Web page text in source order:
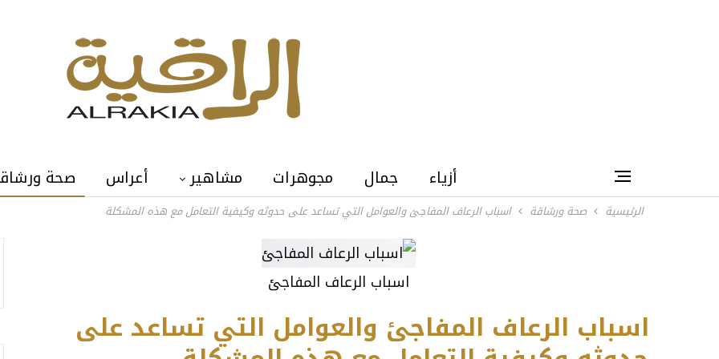
أزياء جمال مجوهرات مشاهير أعراس صحة
الرئيسية صحة ورشاقة اسباب الرعاف المفاجئ والعوامل التي تساعد على حدوثه وكيفية التعامل مع هذه المشكلة
اسباب الرعاف المفاجئ
اسباب الرعاف المفاجئ والعوامل التي تساعد على